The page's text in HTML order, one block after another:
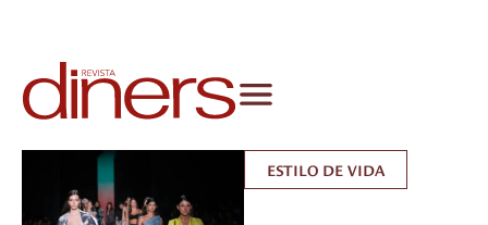
ESTILO DE VIDA